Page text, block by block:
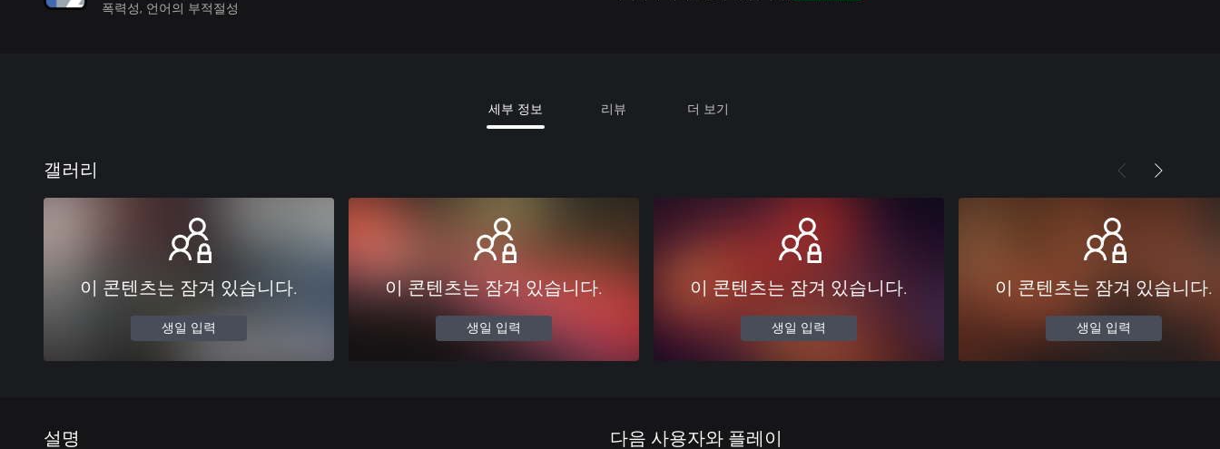
폭력성, 언어의 부적절성
세부 정보 리뷰 더 보기
갤러리
이 콘텐츠는 잠겨 있습니다.
생일 입력
이 콘텐츠는 잠겨 있습니다.
생일 입력
이 콘텐츠는 잠겨 있습니다.
생일 입력
이 콘텐츠는 잠겨 있습니다.
생일 입력
설명 다음 사용자와 플레이